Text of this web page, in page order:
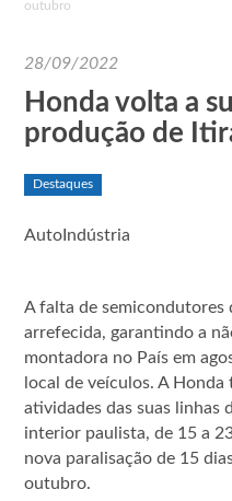
outubro
28/09/2022
Honda volta a
produção de
Destaques
AutoIndústria
A falta de semicondutores
arrefecida, garantindo a
montadora no País em
local de veículos. A Honda
atividades das suas linhas
interior paulista, de 15 a
nova paralisação de 15
outubro.